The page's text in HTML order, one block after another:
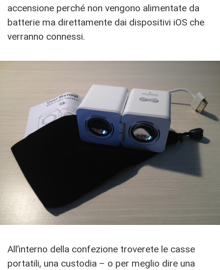
accensione perché non vengono alimentate da
batterie ma direttamente dai dispositivi iOS che
verranno connessi.
All’interno della confezione troverete le casse
portatili, una custodia – o per meglio dire una